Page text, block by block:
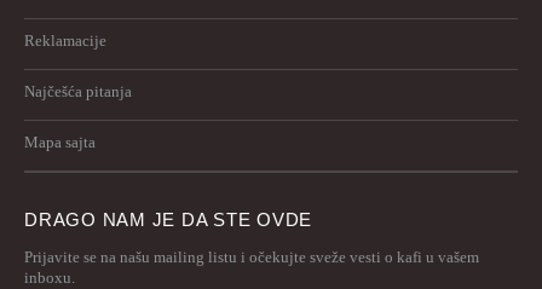
Reklamacije
Najčešća pitanja
Mapa sajta
DRAGO NAM JE DA STE OVDE
Prijavite se na našu mailing listu i očekujte sveže vesti o kafi u vašem
inboxu.